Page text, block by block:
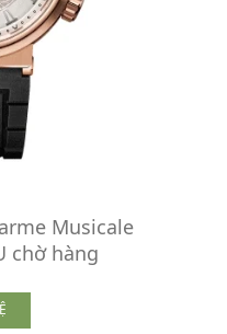
Musicale
chờ hàng